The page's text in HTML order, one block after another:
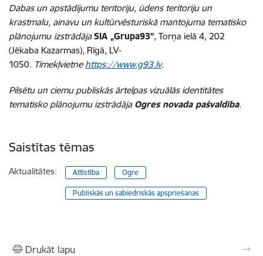
Dabas un apstādījumu teritoriju, ūdens teritoriju un
krastmalu, ainavu un kultūrvēsturiskā mantojuma tematisko
plānojumu izstrādājaSIA „Grupa93”, Torņa ielā 4, 202
(Jēkaba Kazarmas), Rīgā, LV-
1050. Tīmekļvietne https://www.g93.lv.
Pilsētu un ciemu publiskās ārtelpas vizuālās identitātes
tematisko plānojumu izstrādāja Ogres novada pašvaldība.
Saistītas tēmas
Aktualitātes: Attīstība Ogre
Publiskās un sabiedriskās apspriešanas
Drukāt lapu